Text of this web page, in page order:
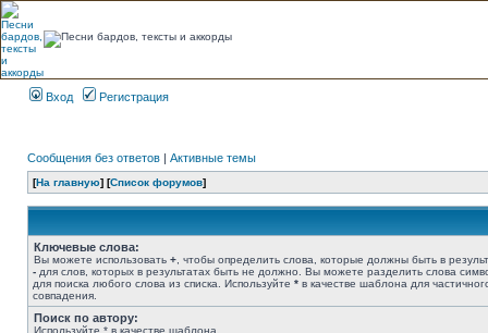
Вход Регистрация
Сообщения без ответов | Активные темы
[На главную] [Список форумов]
Ключевые слова:
Вы можете использовать + , чтобы определить слова, которые должны быть в
- для слов, которых в результатах быть не должно. Вы можете разделить слова
для поиска любого слова из списка. Используйте * в качестве шаблона для
совпадения.
Поиск по автору:
Используйте * в качестве шаблона.